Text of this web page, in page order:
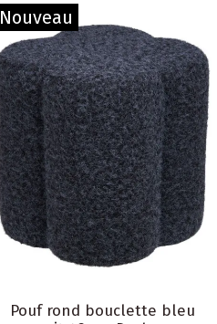
Nouveau
Pouf rond bouclette bleu